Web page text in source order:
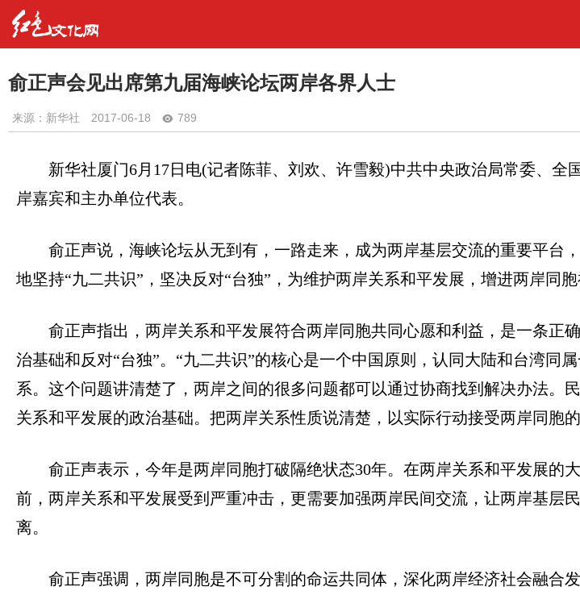
俞正声会见出席第九届海峡论坛两岸各界人士
来源：新华社 2017-06-18 789
新华社厦门6月 17日电(记者陈菲、刘欢、许雪毅)中共中央政治局常委、全
岸嘉宾和主办单位代表。
俞正声说，海峡论坛从无到有，一路走来，成为两岸基层交流的重要平台
地坚持“九二共识” ，坚决反对“台独” ，为维护两岸关系和平发展，增进两岸同
俞正声指出，两岸关系和平发展符合两岸同胞共同心愿和利益，是一条正
治基础和反对“台独”。 “九二共识”的核心是一个中国原则，认同大陆和台湾同
系。这个问题讲清楚了，两岸之间的很多问题都可以通过协商找到解决办法。
关系和平发展的政治基础。把两岸关系性质说清楚，以实际行动接受两岸同胞
俞正声表示，今年是两岸同胞打破隔绝状态30年。在两岸关系和平发展的
前，两岸关系和平发展受到严重冲击，更需要加强两岸民间交流，让两岸基层
离。
俞正声强调，两岸同胞是不可分割的命运共同体，深化两岸经济社会融合